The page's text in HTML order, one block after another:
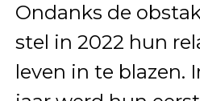
Ondanks de
stel in 2022 hun
leven in te blazen.